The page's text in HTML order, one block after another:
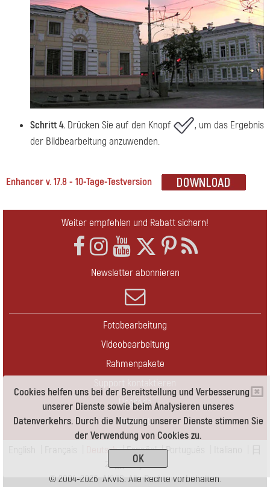
Cookies helfen uns bei der Bereitstellung und Verbesserung
unserer Dienste sowie beim Analysieren unseres
Datenverkehrs. Durch die Nutzung unserer Dienste stimmen Sie
der Verwendung von Cookies zu.
OK
Schritt 4. Drücken Sie auf den Knopf
, um das Ergebnis
der Bildbearbeitung anzuwenden.
Enhancer v. 17.8 - 10-Tage-Testversion
Weiter empfehlen und Rabatt sichern!
Newsletter abonnieren
Fotobearbeitung
Videobearbeitung
Rahmenpakete
Upgrade
Kontakt
Deutsch|Español|Português
本語|Pусский
© 2004-2026 AKVIS. Alle Rechte vorbehalten.